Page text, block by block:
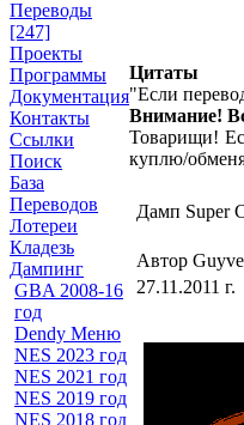
Переводы
[247]
Проекты
Программы
Документация
Контакты
Ссылки
Поиск
База
Переводов
Лотереи
Кладезь
Дампинг
GBA 2008-16
год
Dendy Меню
NES 2023 год
NES 2021 год
NES 2019 год
NES 2018 год
Цитаты
"Если
Внимание!
Товарищи!
куплю/
Дамп Super
Автор
27.11.2011 г.